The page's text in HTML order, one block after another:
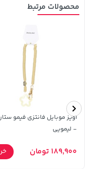
محصولات مرتبط
آویز موبایل فانتزی فیمو
- لیمویی
189,900 تومان